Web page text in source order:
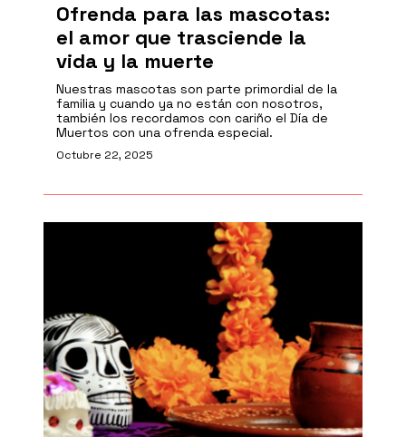
Ofrenda para las mascotas:
el amor que trasciende la
vida y la muerte
Nuestras mascotas son parte primordial de la
familia y cuando ya no están con nosotros,
también los recordamos con cariño el Día de
Muertos con una ofrenda especial.
Octubre 22, 2025